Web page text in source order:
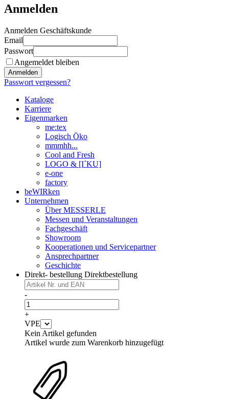
Anmelden
Anmelden Geschäftskunde
Email
Passwort
Angemeldet bleiben
Anmelden
Passwort vergessen?
Kataloge
Karriere
Eigenmarken
me:tex
Logisch Öko
mmmhh...
Cool and Fresh
LOGO & [I´KU]
e-one
factory
beWIRken
Unternehmen
Über MESSERLE
Messen und Veranstaltungen
Fachgeschäft
Showroom
Kooperationen und Servicepartner
Ansprechpartner
Geschichte
Direkt- bestellung Direktbestellung
-
+
VPE
Kein Artikel gefunden
Artikel wurde zum Warenkorb hinzugefügt